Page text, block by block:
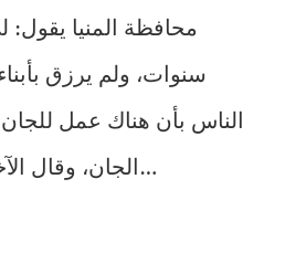
محافظة المنيا يقول:
سنوات، ولم يرزق
الناس بأن هناك عمل
الجان، وقال الآخرون: بأنه سحر، وما…